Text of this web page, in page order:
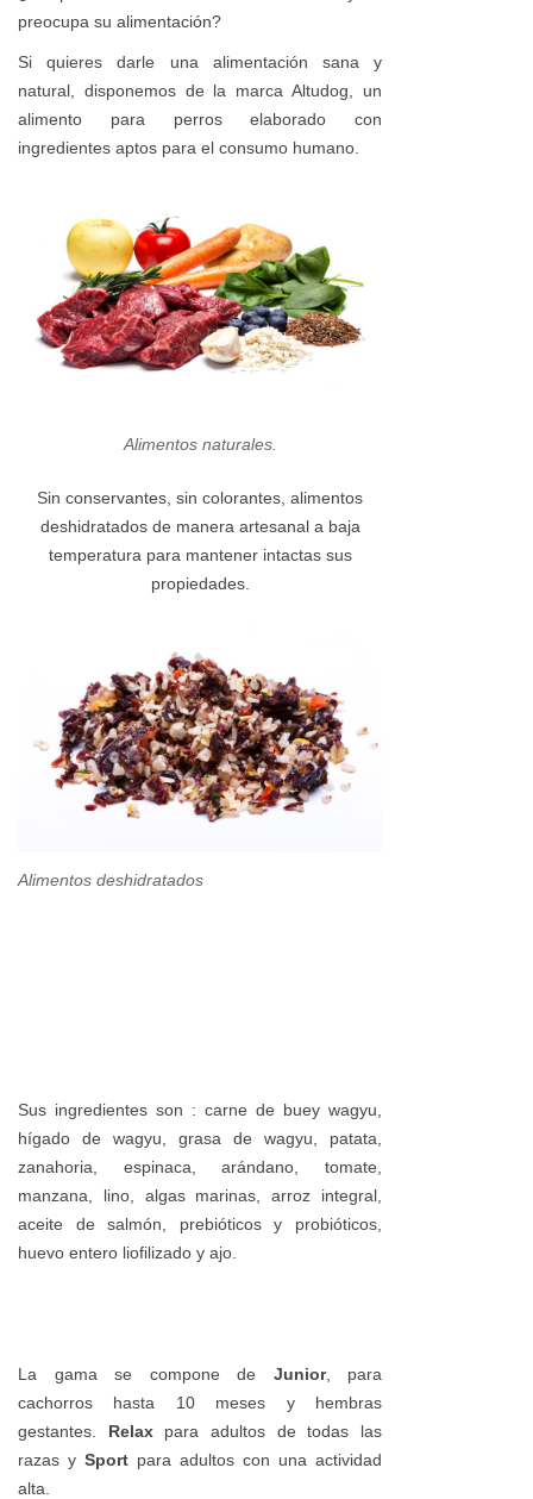
preocupa su alimentación?
Si quieres darle una alimentación sana y
natural, disponemos de la marca Altudog, un
alimento para perros elaborado con
ingredientes aptos para el consumo humano.
Alimentos naturales.
Sin conservantes, sin colorantes, alimentos
deshidratados de manera artesanal a baja
temperatura para mantener intactas sus
propiedades.
Alimentos deshidratados
Sus ingredientes son : carne de buey wagyu,
hígado de wagyu, grasa de wagyu, patata,
zanahoria, espinaca, arándano, tomate,
manzana, lino, algas marinas, arroz integral,
aceite de salmón, prebióticos y probióticos,
huevo entero liofilizado y ajo.
La gama se compone de Junior, para
cachorros hasta 10 meses y hembras
gestantes. Relaxpara adultos de todas las
razas y Sport para adultos con una actividad
alta.